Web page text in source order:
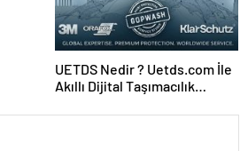
UETDS Nedir ? Uetds.com İle
Akıllı Dijital Taşımacılık